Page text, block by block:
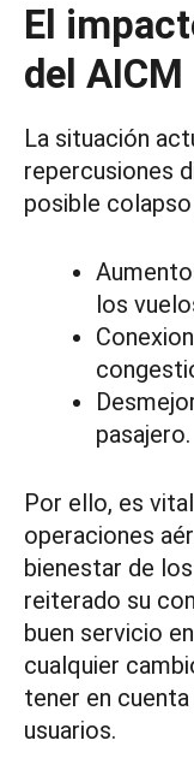
El
del AICM
La situación
repercusiones
posible
los
pasajero.
Por ello, es
operaciones
bienestar de
reiterado su
buen servicio
cualquier
tener en
usuarios.